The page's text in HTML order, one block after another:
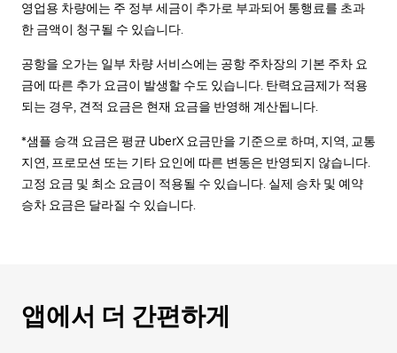
영업용 차량에는 주 정부 세금이 추가로 부과되어 통행료를 초과
한 금액이 청구될 수 있습니다.
공항을 오가는 일부 차량 서비스에는 공항 주차장의 기본 주차 요
금에 따른 추가 요금이 발생할 수도 있습니다. 탄력요금제가 적용
되는 경우, 견적 요금은 현재 요금을 반영해 계산됩니다.
*샘플 승객 요금은 평균 UberX 요금만을 기준으로 하며, 지역, 교통
지연, 프로모션 또는 기타 요인에 따른 변동은 반영되지 않습니다.
고정 요금 및 최소 요금이 적용될 수 있습니다. 실제 승차 및 예약
승차 요금은 달라질 수 있습니다.
앱에서 더 간편하게